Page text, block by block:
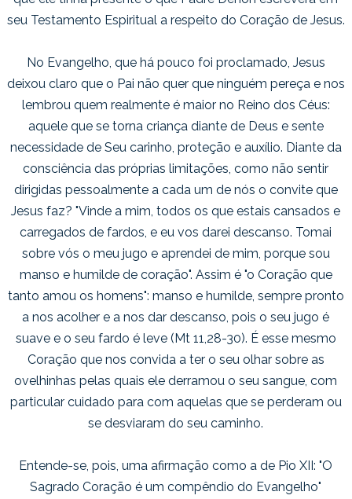
seu Testamento Espiritual a respeito do Coração de Jesus.
No Evangelho, que há pouco foi proclamado, Jesus
deixou claro que o Pai não quer que ninguém pereça e nos
lembrou quem realmente é maior no Reino dos Céus:
aquele que se torna criança diante de Deus e sente
necessidade de Seu carinho, proteção e auxílio. Diante da
consciência das próprias limitações, como não sentir
dirigidas pessoalmente a cada um de nós o convite que
Jesus faz? "Vinde a mim, todos os que estais cansados e
carregados de fardos, e eu vos darei descanso. Tomai
sobre vós o meu jugo e aprendei de mim, porque sou
manso e humilde de coração". Assim é "o Coração que
tanto amou os homens": manso e humilde, sempre pronto
a nos acolher e a nos dar descanso, pois o seu jugo é
suave e o seu fardo é leve (Mt 11,28-30). É esse mesmo
Coração que nos convida a ter o seu olhar sobre as
ovelhinhas pelas quais ele derramou o seu sangue, com
particular cuidado para com aquelas que se perderam ou
se desviaram do seu caminho.
Entende-se, pois, uma afirmação como a de Pio XII: "O
Sagrado Coração é um compêndio do Evangelho"